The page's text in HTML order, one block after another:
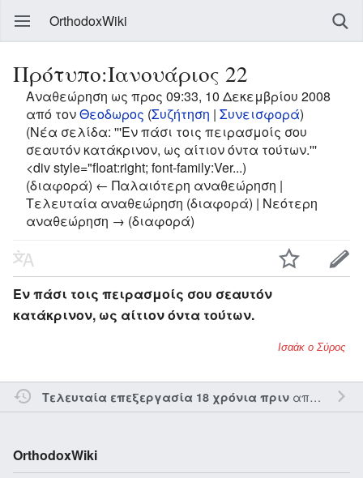
OrthodoxWiki
Πρότυπο:Ιανουάριος 22
Αναθεώρηση ως προς 09:33, 10 Δεκεμβρίου 2008
από τονΘεοδωρος (Συζήτηση | Συνεισφορά)
(Νέα σελίδα: '''Εν πάσι τοις πειρασμοίς σου
σεαυτόν κατάκρινον, ως αίτιον όντα τούτων.'''
<div style="float:right; font-family:Ver...)
(διαφορά) ← Παλαιότερη αναθεώρηση |
Τελευταία αναθεώρηση (διαφορά) | Νεότερη
αναθεώρηση → (διαφορά)
Εν πάσι τοις πειρασμοίς σου σεαυτόν
κατάκρινον, ως αίτιον όντα τούτων.
Ισαάκ ο Σύρος
Τελευταία επεξεργασία 18 χρόνια πριναπό τον την
OrthodoxWiki